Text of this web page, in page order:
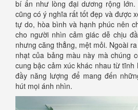
bí ẩn như lòng đại dương rộng
cũng có ý nghĩa rất tốt đẹp và được
tự do, hòa bình và hạnh phúc nên
cho người nhìn cảm giác dễ chịu
nhưng căng thẳng, mệt mỏi. Ngoài
nhạt của bảng màu này mà chúng
cung bậc cảm xúc khác nhau từ tĩnh
đầy năng lượng để mang đến
hút mọi ánh nhìn.